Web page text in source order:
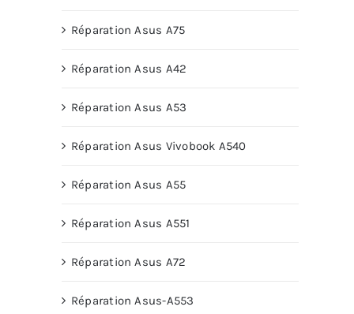
Réparation Asus A75
Réparation Asus A42
Réparation Asus A53
Réparation Asus Vivobook A540
Réparation Asus A55
Réparation Asus A551
Réparation Asus A72
Réparation Asus-A553